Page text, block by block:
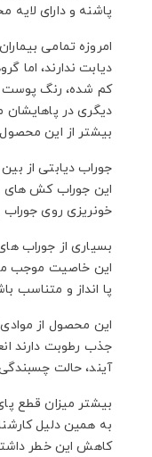
پاشنه و دارای لایه
امروزه تمامی
دیابت ندارند، اما
کم شده، رنگ پوست
دیگری در پاهایشان
بیشتر از این محصول
جوراب دیابتی از
این جوراب کش های
خونریزی روی
بسیاری از جوراب
این خاصیت موجب
پا انداز و متناسب
این محصول از
جذب رطوبت دارند
آیند، حالت چسبندگی
بیشتر میزان قطع
به همین دلیل
کاهش این خطر